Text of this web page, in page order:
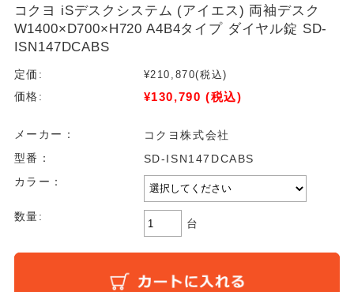
コクヨ iSデスクシステム (アイエス) 両袖デスク
W1400×D700×H720 A4B4タイプ ダイヤル錠 SD-
ISN147DCABS
定価: ¥210,870(税込)
価格:
¥130,790 (税込)
メーカー：
コクヨ株式会社
型番：
SD-ISN147DCABS
カラー：
数量:
台